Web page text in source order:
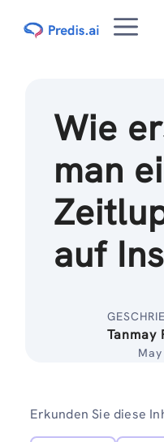
Inhalt
Wie
man
auf
Tanmay
Erkunden Sie diese